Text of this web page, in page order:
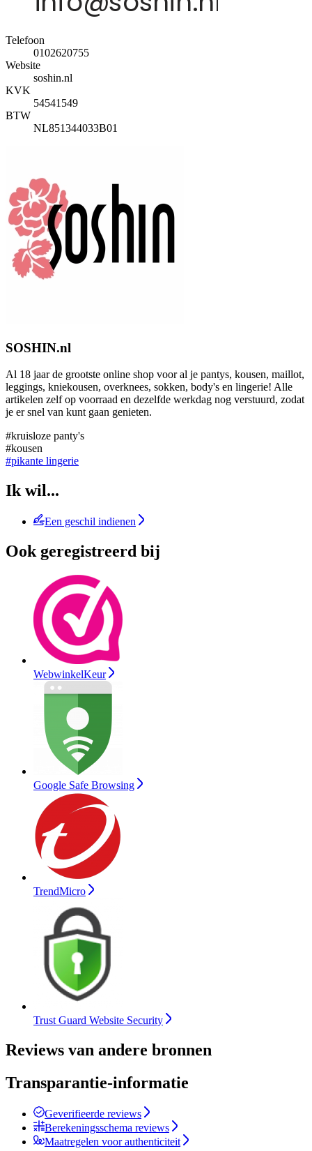
Telefoon
0102620755
Website
soshin.nl
KVK
54541549
BTW
NL851344033B01
SOSHIN.nl
Al 18 jaar de grootste online shop voor al je pantys, kousen, maillot,
leggings, kniekousen, overknees, sokken, body's en lingerie! Alle
artikelen zelf op voorraad en dezelfde werkdag nog verstuurd, zodat
je er snel van kunt gaan genieten.
#kruisloze panty's
#kousen
#pikante lingerie
Ik wil...
Een geschil indienen
Ook geregistreerd bij
WebwinkelKeur
Google Safe Browsing
TrendMicro
Trust Guard Website Security
Reviews van andere bronnen
Transparantie-informatie
Geverifieerde reviews
Berekeningsschema reviews
Maatregelen voor authenticiteit